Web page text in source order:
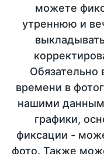
можете
утреннюю и
Обязательно
времени в
нашими
графики,
фиксации -
фото. Также